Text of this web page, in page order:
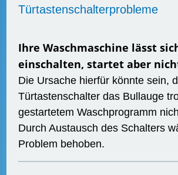
Türtastenschalterprobleme
Ihre Waschmaschine lässt
einschalten, startet aber
Die Ursache hierfür könnte sein,
Türtastenschalter das Bullauge
gestartetem Waschprogramm
Durch Austausch des Schalters
Problem behoben.